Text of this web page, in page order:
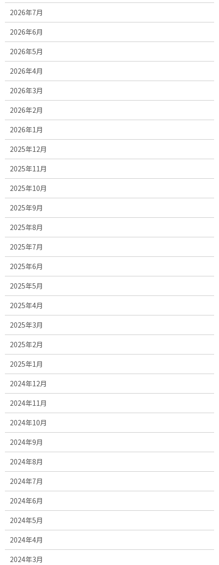
2026年7月
2026年6月
2026年5月
2026年4月
2026年3月
2026年2月
2026年1月
2025年12月
2025年11月
2025年10月
2025年9月
2025年8月
2025年7月
2025年6月
2025年5月
2025年4月
2025年3月
2025年2月
2025年1月
2024年12月
2024年11月
2024年10月
2024年9月
2024年8月
2024年7月
2024年6月
2024年5月
2024年4月
2024年3月